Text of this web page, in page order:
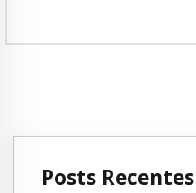
Posts Recentes